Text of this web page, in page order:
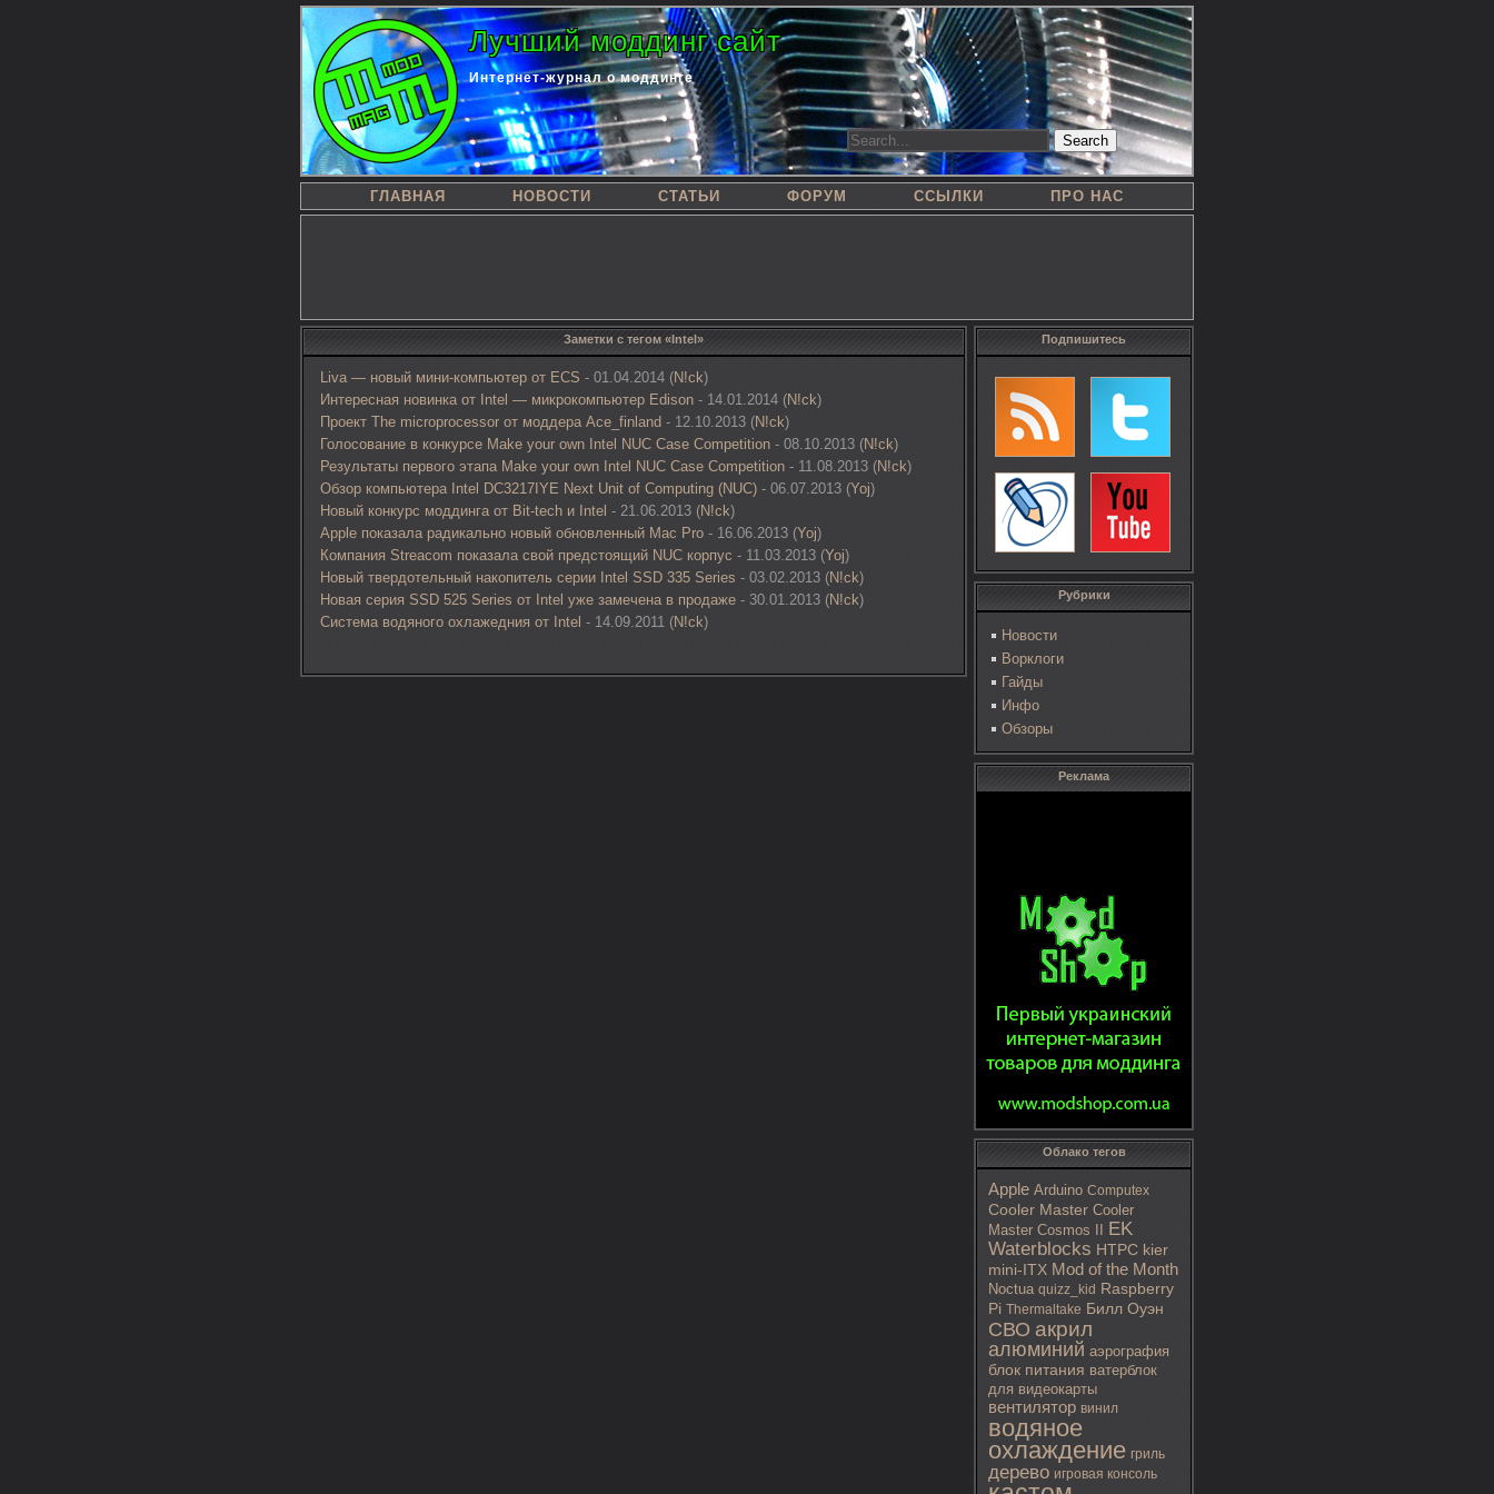
Лучший моддинг сайт
Интернет-журнал о моддинге
Search
ГЛАВНАЯ НОВОСТИ СТАТЬИ ФОРУМ ССЫЛКИ ПРО НАС
Подпишитесь
Рубрики
Новости
Ворклоги
Гайды
Инфо
Обзоры
Реклама
Облако тегов
Apple Arduino Computex
Cooler Master Cooler
Master Cosmos II
EK
Waterblocks HTPC kier
mini-ITX Mod of the Month
Noctua quizz_kid Raspberry
Pi Thermaltake Билл Оуэн
СВО акрил
алюминий аэрография
блок питания ватерблок
для видеокарты
вентилятор винил
водяное
охлаждение гриль
дерево игровая консоль
Заметки с тегом «Intel»
Liva — новый мини-компьютер от ECS - 01.04.2014 (N!ck)
Интересная новинка от Intel — микрокомпьютер Edison - 14.01.2014 (N!ck)
Проект The microprocessor от моддера Ace_finland - 12.10.2013 (N!ck)
Голосование в конкурсе Make your own Intel NUC Case Competition - 08.10.2013 (N!ck)
Результаты первого этапа Make your own Intel NUC Case Competition - 11.08.2013 (N!ck)
Обзор компьютера Intel DC3217IYE Next Unit of Computing (NUC) - 06.07.2013 (Yoj)
Новый конкурс моддинга от Bit-tech и Intel - 21.06.2013 (N!ck)
Apple показала радикально новый обновленный Mac Pro - 16.06.2013 (Yoj)
Компания Streacom показала свой предстоящий NUC корпус - 11.03.2013 (Yoj)
Новый твердотельный накопитель серии Intel SSD 335 Series - 03.02.2013 (N!ck)
Новая серия SSD 525 Series от Intel уже замечена в продаже - 30.01.2013 (N!ck)
Система водяного охлажедния от Intel - 14.09.2011 (N!ck)